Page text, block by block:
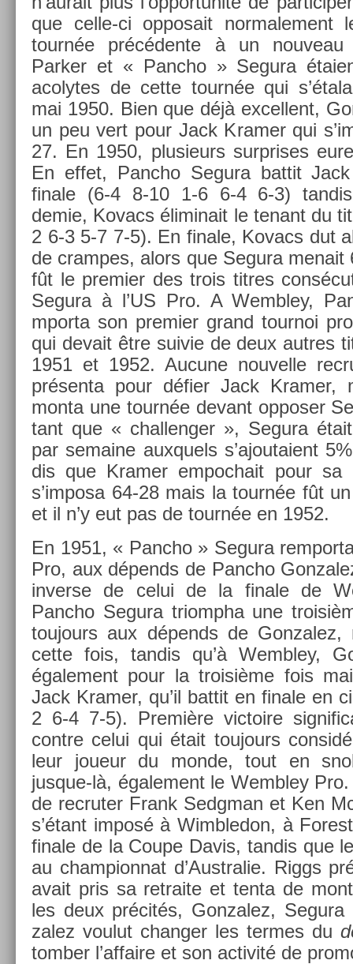
que celle-ci op­posait nor­male­ment
tournée précédente à un nouveau
Park­er et « Pancho » Segura
acolytes de cette tournée qui
mai 1950. Bien que déjà ex­cel­lent,
un peu vert pour Jack Kram­er qui
27. En 1950, plusieurs sur­prises
En effet, Pancho Segura bat­tit
finale (6-4 8-10 1-6 6-4 6-3)
demie, Kovacs éli­minait le tenant du
2 6-3 5-7 7-5). En fin­ale, Kovacs dut
de cram­pes, alors que Segura menait
fût le pre­mi­er des trois tit­res
Segura à l’US Pro. A Wembley,
mpor­ta son pre­mi­er grand tour­noi
qui de­vait être suivie de deux aut­res
1951 et 1952. Aucune nouvel­le
présenta pour défier Jack Kram­er,
monta une tournée de­vant op­pos­er
tant que « chal­leng­er », Segura
par semaine aux­quels s’ajoutaient
dis que Kram­er em­poc­hait pour sa
s’im­posa 64-28 mais la tournée fût
et il n’y eut pas de tournée en 1952.
En 1951, « Pancho » Segura
Pro, aux dépends de Pancho
in­ver­se de celui de la fin­ale de
Pancho Segura tri­ompha une
toujours aux dépends de
cette fois, tan­dis qu’à Wembley,
égale­ment pour la troisiè­me fois
Jack Kram­er, qu’il bat­tit en fin­ale en
2 6-4 7-5). Première vic­toire
con­tre celui qui était toujours
leur joueur du monde, tout en
jusque-là, égale­ment le Wembley
de re­crut­er Frank Sedgman et Ken
s’étant imposé à Wimbledon, à
fin­ale de la Coupe Davis, tan­dis que
au cham­pion­nat d’Australie. Riggs
avait pris sa re­traite et tenta de
les deux précités, Gon­zalez,
zalez voulut chang­er les ter­mes du
tomb­er l’af­faire et son ac­tivité de